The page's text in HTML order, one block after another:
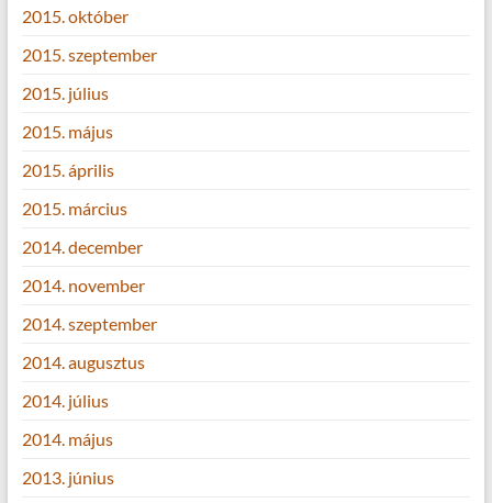
2015. október
2015. szeptember
2015. július
2015. május
2015. április
2015. március
2014. december
2014. november
2014. szeptember
2014. augusztus
2014. július
2014. május
2013. június